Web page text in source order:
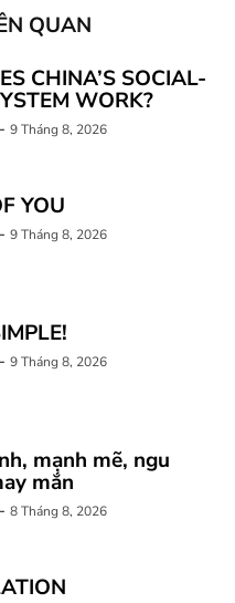
QUAN
CHINA’S SOCIAL-
WORK?
- 9 Tháng 8, 2026
YOU
- 9 Tháng 8, 2026
- 9 Tháng 8, 2026
mạnh mẽ, ngu
mắn
- 8 Tháng 8, 2026